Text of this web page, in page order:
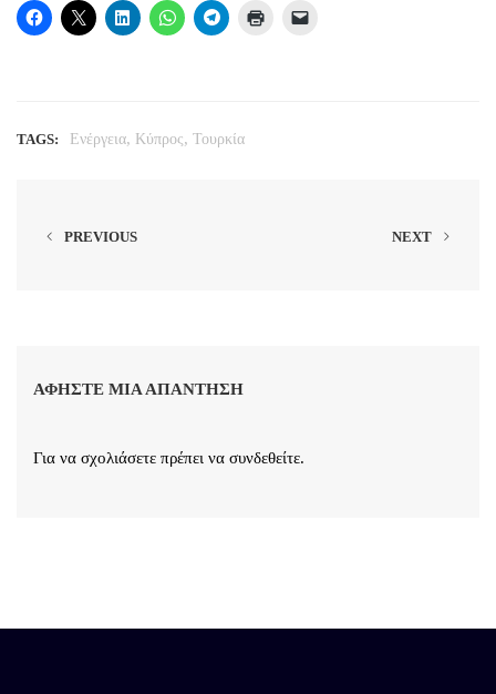
TAGS: Ενέργεια, Κύπρος, Τουρκία
PREVIOUS NEXT
ΑΦΉΣΤΕ ΜΙΑ ΑΠΆΝΤΗΣΗ
Για να σχολιάσετε πρέπει να συνδεθείτε.